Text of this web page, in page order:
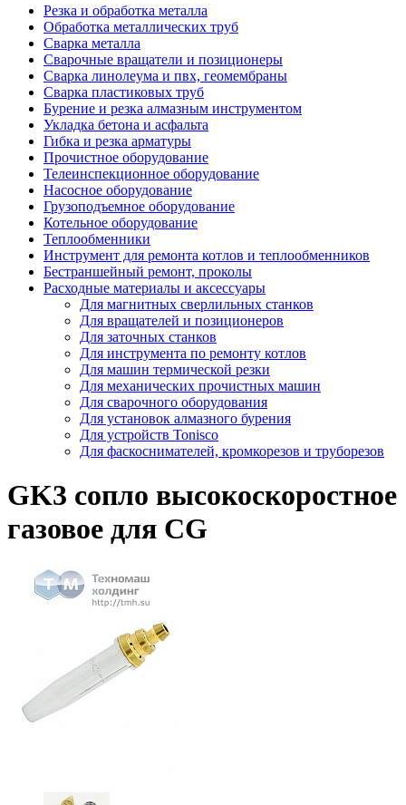
Резка и обработка металла
Обработка металлических труб
Сварка металла
Сварочные вращатели и позиционеры
Сварка линолеума и пвх, геомембраны
Сварка пластиковых труб
Бурение и резка алмазным инструментом
Укладка бетона и асфальта
Гибка и резка арматуры
Прочистное оборудование
Телеинспекционное оборудование
Насосное оборудование
Грузоподъемное оборудование
Котельное оборудование
Теплообменники
Инструмент для ремонта котлов и теплообменников
Бестраншейный ремонт, проколы
Расходные материалы и аксессуары
Для магнитных сверлильных станков
Для вращателей и позиционеров
Для заточных станков
Для инструмента по ремонту котлов
Для машин термической резки
Для механических прочистных машин
Для сварочного оборудования
Для установок алмазного бурения
Для устройств Tonisco
Для фаскоснимателей, кромкорезов и труборезов
GK3 сопло высокоскоростное
газовое для CG